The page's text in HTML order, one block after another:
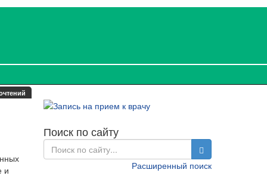
и
Поиск по сайту
Расширенный поиск